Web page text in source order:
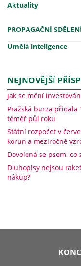
Aktuality
PROPAGAČNÍ
Umělá inteligence
NEJNOVĚJŠÍ
Jak se mění
Pražská burza přidala
téměř půl roku
Státní rozpočet v
korun a meziročně
Dovolená se psem:
Dluhopisy nejsou
nákup?